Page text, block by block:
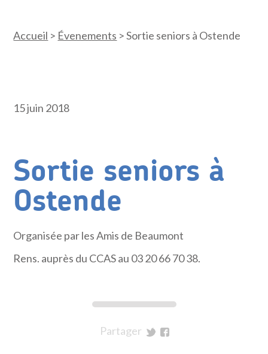
Accueil > Évenements >Sortie seniors à Ostende
15 juin 2018
Sortie seniors à
Ostende
Organisée par les Amis de Beaumont
Rens. auprès du CCAS au 03 20 66 70 38.
Partager